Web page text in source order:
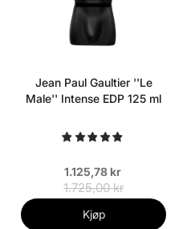
Jean Paul Gaultier ''Le
Male'' Intense EDP 125 ml
1.125,78 kr
1.725,00 kr
Kjøp